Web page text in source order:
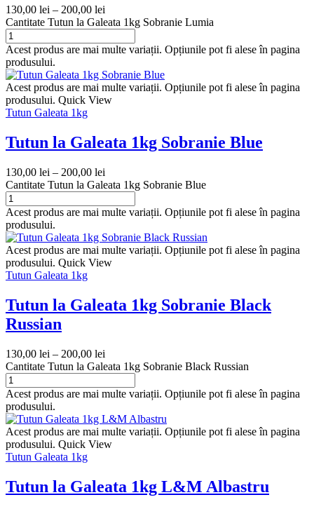
130,00 lei – 200,00 lei
Cantitate Tutun la Galeata 1kg Sobranie Lumia
Acest produs are mai multe variații. Opțiunile pot fi alese în pagina
produsului.
Acest produs are mai multe variații. Opțiunile pot fi alese în pagina
produsului. Quick View
Tutun Galeata 1kg
Tutun la Galeata 1kg Sobranie Blue
130,00 lei – 200,00 lei
Cantitate Tutun la Galeata 1kg Sobranie Blue
Acest produs are mai multe variații. Opțiunile pot fi alese în pagina
produsului.
Acest produs are mai multe variații. Opțiunile pot fi alese în pagina
produsului. Quick View
Tutun Galeata 1kg
Tutun la Galeata 1kg Sobranie Black
Russian
130,00 lei – 200,00 lei
Cantitate Tutun la Galeata 1kg Sobranie Black Russian
Acest produs are mai multe variații. Opțiunile pot fi alese în pagina
produsului.
Acest produs are mai multe variații. Opțiunile pot fi alese în pagina
produsului. Quick View
Tutun Galeata 1kg
Tutun la Galeata 1kg L&M Albastru